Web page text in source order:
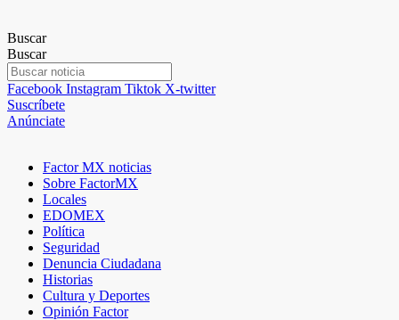
Buscar
Buscar
Facebook Instagram Tiktok X-twitter
Suscríbete
Anúnciate
Factor MX noticias
Sobre FactorMX
Locales
EDOMEX
Política
Seguridad
Denuncia Ciudadana
Historias
Cultura y Deportes
Opinión Factor